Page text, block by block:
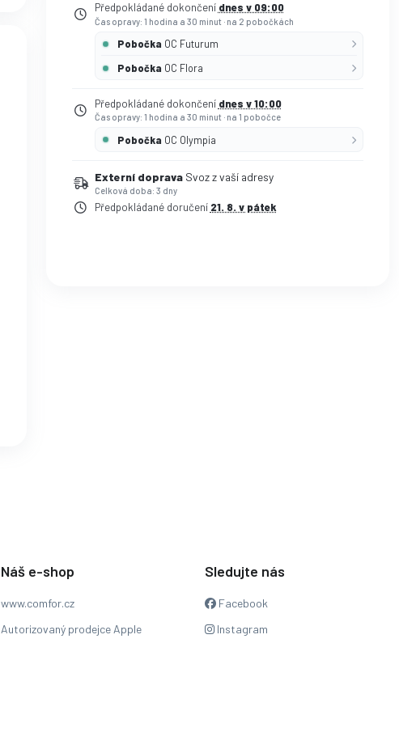
Předpokládané dokončení dnes v 09:00
Čas opravy: 1 hodina a 30 minut · na 2 pobočkách
Pobočka OC Futurum
Pobočka OC Flora
Předpokládané dokončení dnes v 10:00
Čas opravy: 1 hodina a 30 minut · na 1 pobočce
Pobočka OC Olympia
Externí doprava Svoz z vaší adresy
Celková doba: 3 dny
Předpokládané doručení 21. 8. v pátek
Náš e-shop
www.comfor.cz
Autorizovaný prodejce Apple
Sledujte nás
Facebook
Instagram